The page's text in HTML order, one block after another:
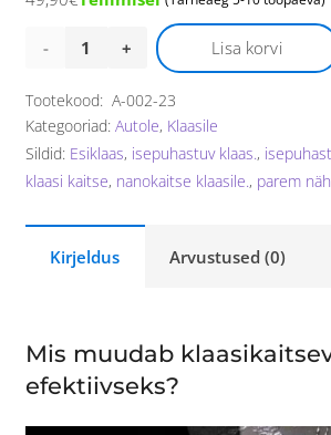
Nanokaitse
kogus
Lisa korvi
Tootekood: A-002-23
Kategooriad: Autole, Klaasile
Sildid: Esiklaas, isepuhastuv klaas.,
klaasi kaitse, nanokaitse klaasile., parem
Kirjeldus Arvustused (0)
Mis muudab
efektiivseks?